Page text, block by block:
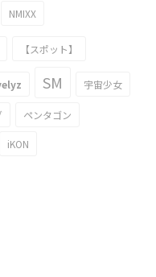
NMIXX
【スポット】
SM 宇宙少女
ペンタゴン
iKON